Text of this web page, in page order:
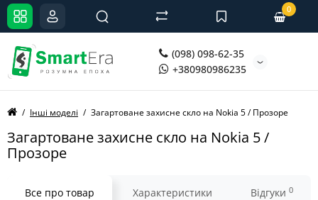
(098) 098-62-35
+380980986235
0
Інші моделі Загартоване захисне скло на Nokia 5 / Прозоре
Загартоване захисне скло на Nokia 5 /
Прозоре
Все про товар Характеристики Відгуки 0